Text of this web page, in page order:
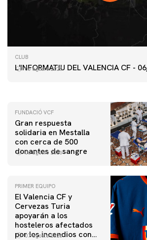
CLUB
L'INFORMATIU DEL VALENCIA CF -
06 agosto 2026
PRIMER EQUIPO
ENTRENAMIENTO DEL VALENCIA CF
FUNDACIÓ VCF
Gran respuesta
solidaria en Mestalla
con cerca de 500
donantes de sangre
06 agosto 2026
PRIMER EQUIPO
El Valencia CF y
Cervezas Turia
apoyarán a los
hosteleros afectados
por los incendios con
07 agosto 2026